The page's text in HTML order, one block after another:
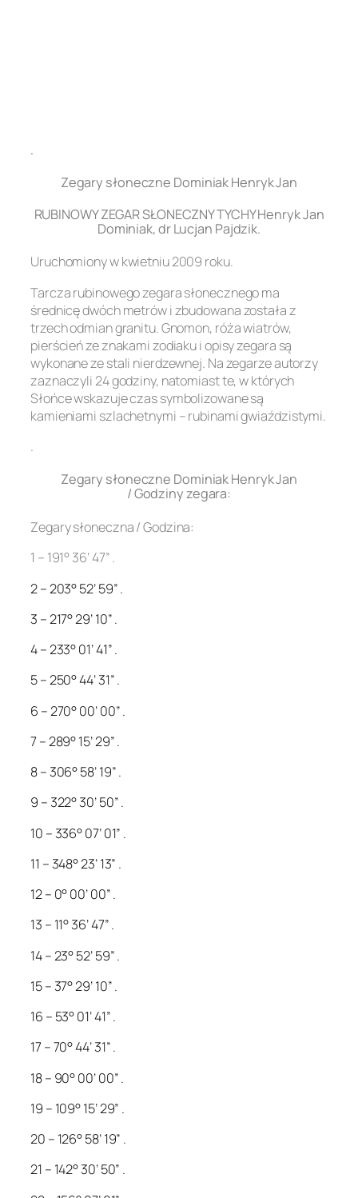
.
Zegary słoneczne Dominiak Henryk Jan
RUBINOWY ZEGAR SŁONECZNY TYCHY Henryk Jan
Dominiak, dr Lucjan Pajdzik.
Uruchomiony w kwietniu 2009 roku.
Tarcza rubinowego zegara słonecznego ma
średnicę dwóch metrów i zbudowana została z
trzech odmian granitu. Gnomon, róża wiatrów,
pierścień ze znakami zodiaku i opisy zegara są
wykonane ze stali nierdzewnej. Na zegarze autorzy
zaznaczyli 24 godziny, natomiast te, w których
Słońce wskazuje czas symbolizowane są
kamieniami szlachetnymi – rubinami gwiaździstymi.
.
Zegary słoneczne Dominiak Henryk Jan
/ Godziny zegara:
Zegary słoneczna / Godzina:
1 – 191° 36’ 47” .
2 – 203° 52’ 59” .
3 – 217° 29’ 10” .
4 – 233° 01’ 41” .
5 – 250° 44’ 31” .
6 – 270° 00’ 00” .
7 – 289° 15’ 29” .
8 – 306° 58’ 19” .
9 – 322° 30’ 50” .
10 – 336° 07’ 01” .
11 – 348° 23’ 13” .
12 – 0° 00’ 00” .
13 – 11° 36’ 47” .
14 – 23° 52’ 59” .
15 – 37° 29’ 10” .
16 – 53° 01’ 41” .
17 – 70° 44’ 31” .
18 – 90° 00’ 00” .
19 – 109° 15’ 29” .
20 – 126° 58’ 19” .
21 – 142° 30’ 50” .